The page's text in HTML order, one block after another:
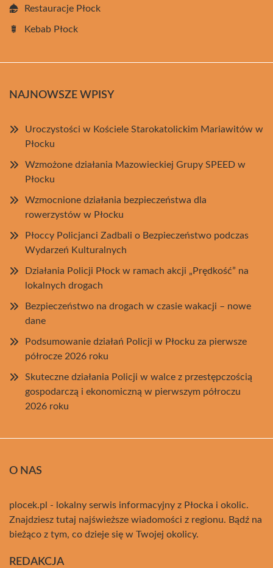
Restauracje Płock
Kebab Płock
NAJNOWSZE WPISY
Uroczystości w Kościele Starokatolickim Mariawitów w
Płocku
Wzmożone działania Mazowieckiej Grupy SPEED w
Płocku
Wzmocnione działania bezpieczeństwa dla
rowerzystów w Płocku
Płoccy Policjanci Zadbali o Bezpieczeństwo podczas
Wydarzeń Kulturalnych
Działania Policji Płock w ramach akcji „Prędkość” na
lokalnych drogach
Bezpieczeństwo na drogach w czasie wakacji – nowe
dane
Podsumowanie działań Policji w Płocku za pierwsze
półrocze 2026 roku
Skuteczne działania Policji w walce z przestępczością
gospodarczą i ekonomiczną w pierwszym półroczu
2026 roku
O NAS
plocek.pl - lokalny serwis informacyjny z Płocka i okolic.
Znajdziesz tutaj najświeższe wiadomości z regionu. Bądź na
bieżąco z tym, co dzieje się w Twojej okolicy.
REDAKCJA